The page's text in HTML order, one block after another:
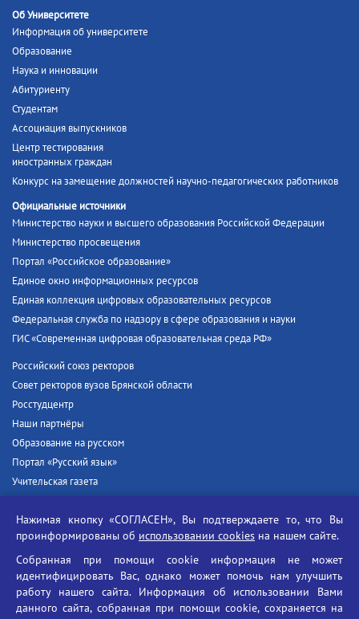
Об Университете
Информация об университете
Образование
Наука и инновации
Абитуриенту
Студентам
Ассоциация выпускников
Центр тестирования
иностранных граждан
Конкурс на замещение должностей научно-педагогических работников
Официальные источники
Министерство науки и высшего образования Российской Федерации
Министерство просвещения
Портал «Российское образование»
Единое окно информационных ресурсов
Единая коллекция цифровых образовательных ресурсов
Федеральная служба по надзору в сфере образования и науки
ГИС «Современная цифровая образовательная среда РФ»
Российский союз ректоров
Совет ректоров вузов Брянской области
Росстудцентр
Наши партнёры
Образование на русском
Портал «Русский язык»
Учительская газета
Единый портал государственных услуг
Противодействие угрозам информационной безопасности
Социальные ролики - Генеральная прокуратура РФ
Противодействие коррупции
Нажимая кнопку «СОГЛАСЕН», Вы подтверждаете то, что Вы
проинформированы об использовании cookies на нашем сайте.
Собранная при помощи cookie информация не может
идентифицировать Вас, однако может помочь нам улучшить
работу нашего сайта. Информация об использовании Вами
данного сайта, собранная при помощи cookie, сохраняется на